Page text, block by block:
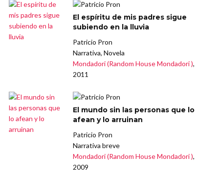
El espíritu de mis padres sigue
subiendo en la lluvia
Patricio Pron
Narrativa, Novela
Mondadori (Random House Mondadori ),
2011
El mundo sin las personas que lo
afean y lo arruinan
Patricio Pron
Narrativa breve
Mondadori (Random House Mondadori ),
2009